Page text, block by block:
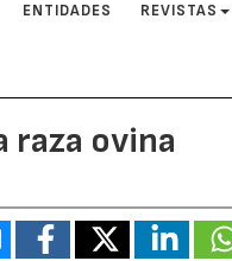
ENTIDADES REVISTAS
raza ovina